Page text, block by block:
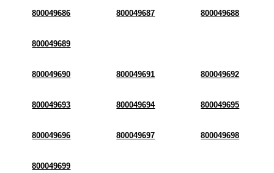
800049686 800049687 800049688
800049689
800049690 800049691 800049692
800049693 800049694 800049695
800049696 800049697 800049698
800049699